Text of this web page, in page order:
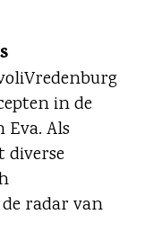
in de
Eva. Als
diverse
radar van